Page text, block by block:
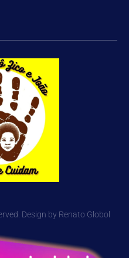
Design by Renato Globol